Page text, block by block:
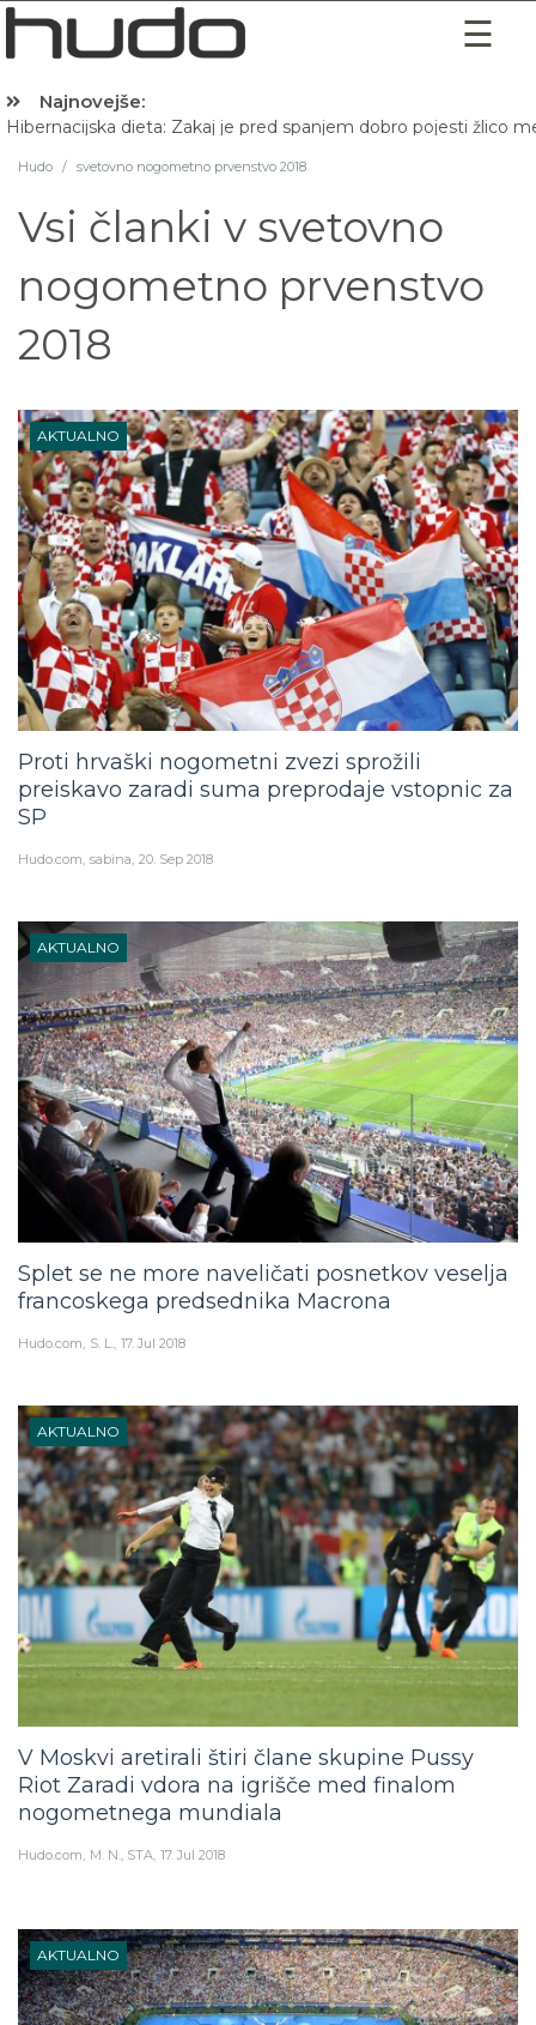
Najnovejše:
Hibernacijska dieta: Zakaj je pred spanjem dobro pojesti žlico
Hudo / svetovno nogometno prvenstvo 2018
Vsi članki v svetovno
nogometno prvenstvo
2018
AKTUALNO
Proti hrvaški nogometni zvezi sprožili
preiskavo zaradi suma preprodaje vstopnic za
SP
Hudo.com sabina 20. Sep 2018
AKTUALNO
Splet se ne more naveličati posnetkov veselja
francoskega predsednika Macrona
Hudo.com S. L. 17. Jul 2018
AKTUALNO
V Moskvi aretirali štiri člane skupine Pussy
Riot Zaradi vdora na igrišče med finalom
nogometnega mundiala
Hudo.com M. N., STA 17. Jul 2018
AKTUALNO